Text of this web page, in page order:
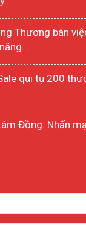
Thương bàn
qui tụ 200
Đồng: Nhấn